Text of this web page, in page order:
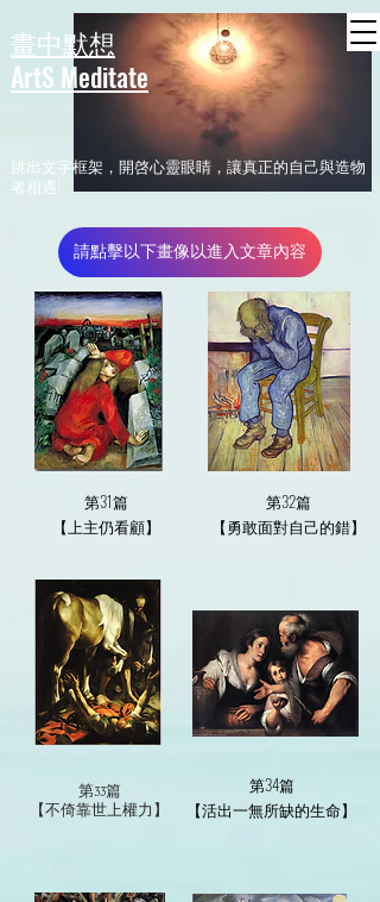
畫中默想
ArtS Meditate
​跳出文字框架，開啓心靈眼睛，讓真正的自己與造物
者相遇!
請點擊以下畫像以進入文章內容
第31篇
【上主仍看顧】
第32篇
【勇敢面對自己的錯】
第33篇
【不倚靠世上權力】
第34篇
【活出一無所缺的生命】